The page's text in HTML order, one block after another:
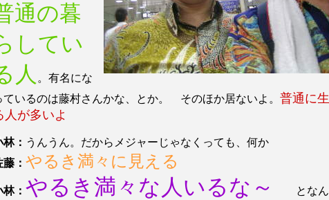
通の暮
してい
人 。有名にな
ているのは藤村さんかな、とか。 そのほか居ないよ。 普通に
人が多いよ
林： うんうん。だからメジャーじゃなくっても、何か
藤： やるき満々に見える
林： やるき満々な人いるな～
となん